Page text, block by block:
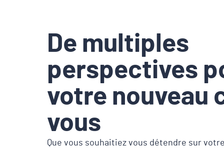
De multiples
perspectives
votre nouveau
vous
Que vous souhaitiez vous détendre sur